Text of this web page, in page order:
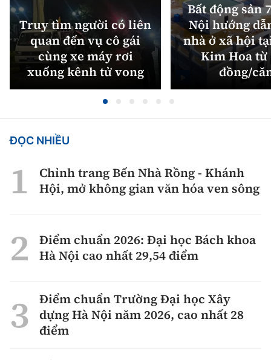
Thông tin tòa
soạn
Truy tìm người có liên
quan đến vụ cô gái
cùng xe máy rơi
xuống kênh tử vong
Bất động sản
Nội hướng
nhà ở xã hội
Kim Hoa từ
đồng/
ĐỌC NHIỀU
Chỉnh trang Bến Nhà Rồng - Khánh
Hội, mở không gian văn hóa ven sông
Điểm chuẩn 2026: Đại học Bách khoa
Hà Nội cao nhất 29,54 điểm
Điểm chuẩn Trường Đại học Xây
dựng Hà Nội năm 2026, cao nhất 28
điểm